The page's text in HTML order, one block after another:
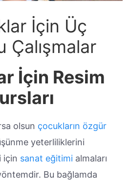
İçin Üç
Çalışmalar
İçin Resim
olsun çocukların özgür
yeterliliklerini
için sanat eğitimialmaları
Bu bağlamda